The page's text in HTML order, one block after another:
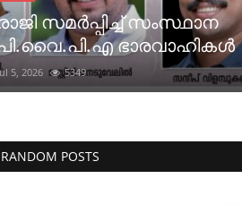
സമർപ്പിച്ച് സംസ്ഥാന
ഭാരവാഹികൾ
5, 2026 5349
RANDOM POSTS